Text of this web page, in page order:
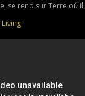
se rend sur Terre où